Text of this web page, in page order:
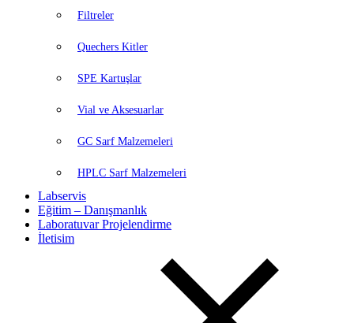
Filtreler
Quechers Kitler
SPE Kartuşlar
Vial ve Aksesuarlar
GC Sarf Malzemeleri
HPLC Sarf Malzemeleri
Labservis
Eğitim – Danışmanlık
Laboratuvar Projelendirme
İletisim